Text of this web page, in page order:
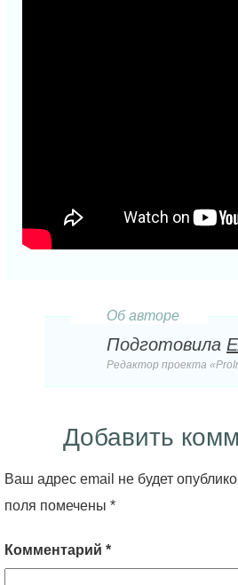
Об авторе
Подготовила
Редактор проекта
Добавить
Ваш адрес email не будет
поля помечены *
Комментарий *